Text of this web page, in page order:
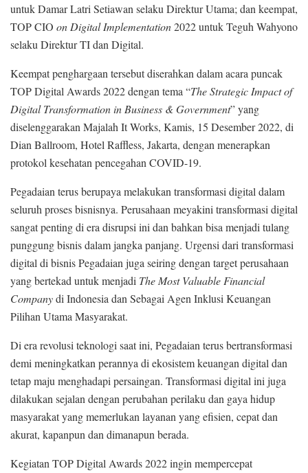
untuk Damar Latri Setiawan selaku Direktur Utama; dan keempat,
TOP CIO on Digital Implementation2022 untuk Teguh Wahyono
selaku Direktur TI dan Digital.
Keempat penghargaan tersebut diserahkan dalam acara puncak
TOP Digital Awards 2022 dengan tema “The Strategic Impact of
Digital Transformation in Business & Government” yang
diselenggarakan Majalah It Works, Kamis, 15 Desember 2022, di
Dian Ballroom, Hotel Raffless, Jakarta, dengan menerapkan
protokol kesehatan pencegahan COVID-19.
Pegadaian terus berupaya melakukan transformasi digital dalam
seluruh proses bisnisnya. Perusahaan meyakini transformasi digital
sangat penting di era disrupsi ini dan bahkan bisa menjadi tulang
punggung bisnis dalam jangka panjang. Urgensi dari transformasi
digital di bisnis Pegadaian juga seiring dengan target perusahaan
yang bertekad untuk menjadi The Most Valuable Financial
Companydi Indonesia dan Sebagai Agen Inklusi Keuangan
Pilihan Utama Masyarakat.
Di era revolusi teknologi saat ini, Pegadaian terus bertransformasi
demi meningkatkan perannya di ekosistem keuangan digital dan
tetap maju menghadapi persaingan. Transformasi digital ini juga
dilakukan sejalan dengan perubahan perilaku dan gaya hidup
masyarakat yang memerlukan layanan yang efisien, cepat dan
akurat, kapanpun dan dimanapun berada.
Kegiatan TOP Digital Awards 2022 ingin mempercepat